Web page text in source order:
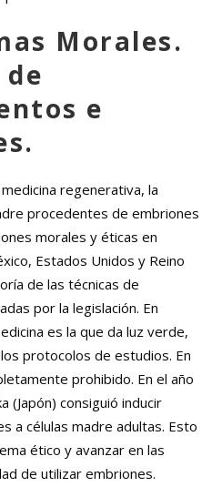
Morales.
e
regenerativa, la
procedentes de embriones
morales y éticas en
Estados Unidos y Reino
de las técnicas de
por la legislación. En
es la que da luz verde,
protocolos de estudios. En
prohibido. En el año
(Japón) consiguió inducir
a células madre adultas. Esto
ético y avanzar en las
de utilizar embriones.